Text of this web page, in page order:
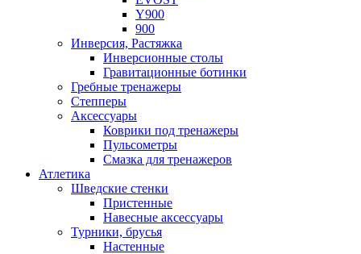
Y900
900
Инверсия, Растяжка
Инверсионные столы
Гравитационные ботинки
Гребные тренажеры
Степперы
Аксессуары
Коврики под тренажеры
Пульсометры
Смазка для тренажеров
Атлетика
Шведские стенки
Пристенные
Навесные аксессуары
Турники, брусья
Настенные